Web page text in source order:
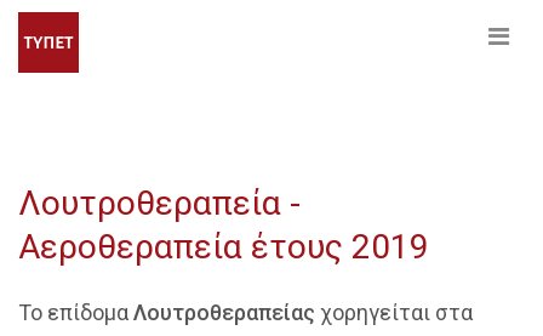
Λουτροθεραπεία -
Αεροθεραπεία έτους 2019
Το επίδομαΛουτροθεραπείας χορηγείται στα